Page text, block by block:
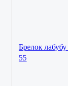
Брелок
55